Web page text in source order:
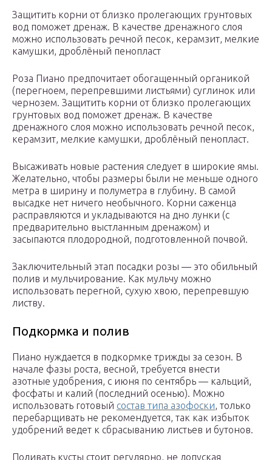
Защитить корни от близко пролегающих грунтовых
вод поможет дренаж. В качестве дренажного слоя
можно использовать речной песок, керамзит, мелкие
камушки, дроблёный пенопласт
Роза Пиано предпочитает обогащенный органикой
(перегноем, перепревшими листьями) суглинок или
чернозем. Защитить корни от близко пролегающих
грунтовых вод поможет дренаж. В качестве
дренажного слоя можно использовать речной песок,
керамзит, мелкие камушки, дроблёный пенопласт.
Высаживать новые растения следует в широкие ямы.
Желательно, чтобы размеры были не меньше одного
метра в ширину и полуметра в глубину. В самой
высадке нет ничего необычного. Корни саженца
расправляются и укладываются на дно лунки (с
предварительно выстланным дренажом) и
засыпаются плодородной, подготовленной почвой.
Заключительный этап посадки розы — это обильный
полив и мульчирование. Как мульчу можно
использовать перегной, сухую хвою, перепревшую
листву.
Подкормка и полив
Пиано нуждается в подкормке трижды за сезон. В
начале фазы роста, весной, требуется внести
азотные удобрения, с июня по сентябрь — кальций,
фосфаты и калий (последний осенью). Можно
использовать готовый состав типа азофоски, только
перебарщивать не рекомендуется, так как избыток
удобрений ведет к сбрасыванию листьев и бутонов.
Поливать кусты стоит регулярно, не допуская